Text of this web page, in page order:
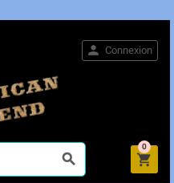

 Connexion

0